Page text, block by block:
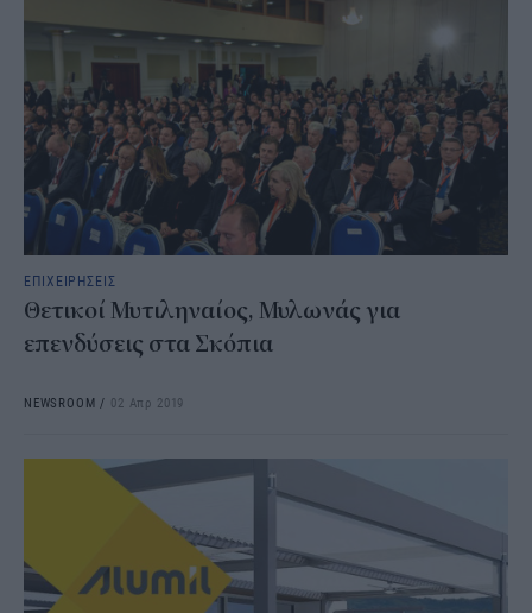
ΕΠΙΧΕΙΡΗΣΕΙΣ
Θετικοί Μυτιληναίος, Μυλωνάς για
επενδύσεις στα Σκόπια
NEWSROOM / 02 Απρ 2019